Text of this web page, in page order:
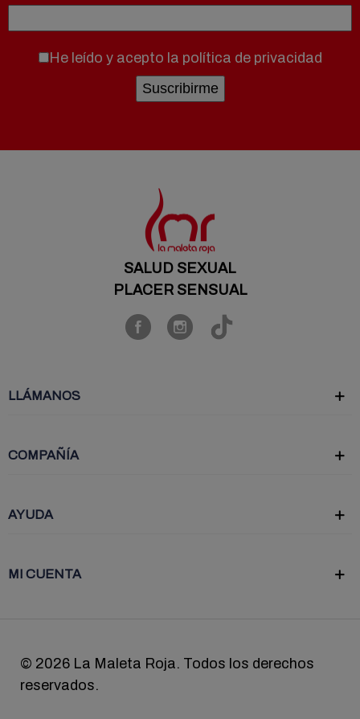
He leído y acepto la política de privacidad
SALUD SEXUAL
PLACER SENSUAL
LLÁMANOS
COMPAÑÍA
AYUDA
MI CUENTA
© 2026 La Maleta Roja. Todos los derechos
reservados.